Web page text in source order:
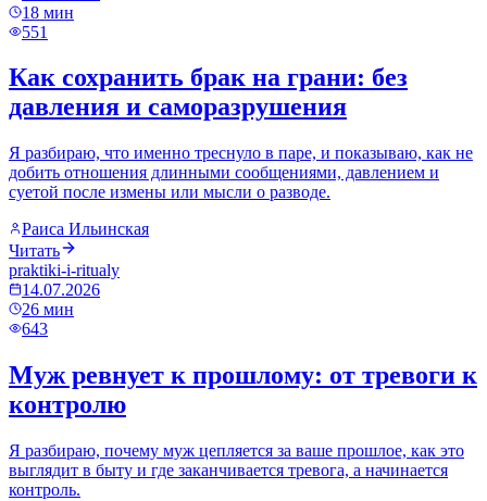
18 мин
551
Как сохранить брак на грани: без
давления и саморазрушения
Я разбираю, что именно треснуло в паре, и показываю, как не
добить отношения длинными сообщениями, давлением и
суетой после измены или мысли о разводе.
Раиса Ильинская
Читать
praktiki-i-ritualy
14.07.2026
26 мин
643
Муж ревнует к прошлому: от тревоги к
контролю
Я разбираю, почему муж цепляется за ваше прошлое, как это
выглядит в быту и где заканчивается тревога, а начинается
контроль.